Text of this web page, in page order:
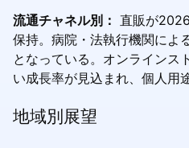
流通チャネル別： 直販が
保持。病院・法執行機関によ
となっている。オンラインス
い成長率が見込まれ、個人用
地域別展望